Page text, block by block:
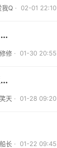
我Q · 02-01 22:10
修修 · 01-30 20:55
天 · 01-28 09:20
船长 · 01-22 09:45